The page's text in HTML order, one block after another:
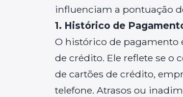
influenciam a pontuação
1. Histórico de
O histórico de
de crédito. Ele reflete se o
de cartões de crédito,
telefone. Atrasos ou